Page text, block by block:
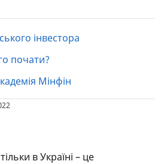
інвестора
почати?
Мінфін
в Україні – це